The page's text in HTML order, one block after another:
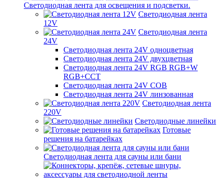
Светодиодная лента для освещения и подсветки.
Светодиодная лента
12V
Светодиодная лента
24V
Светодиодная лента 24V одноцветная
Светодиодная лента 24V двухцветная
Светодиодная лента 24V RGB RGB+W
RGB+CCT
Светодиодная лента 24V COB
Светодиодная лента 24V линзованная
Светодиодная лента
220V
Светодиодные линейки
Готовые
решения на батарейках
Светодиодная лента для сауны или бани